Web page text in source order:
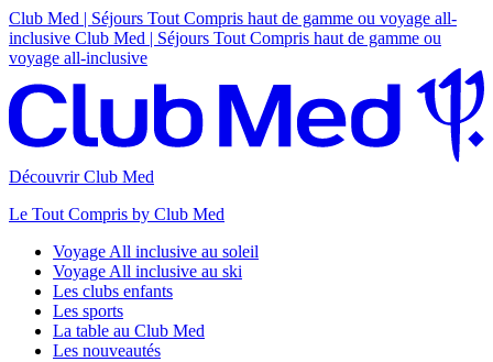
Club Med | Séjours Tout Compris haut de gamme ou voyage all-
inclusive Club Med | Séjours Tout Compris haut de gamme ou
voyage all-inclusive
Découvrir Club Med
Le Tout Compris by Club Med
Voyage All inclusive au soleil
Voyage All inclusive au ski
Les clubs enfants
Les sports
La table au Club Med
Les nouveautés